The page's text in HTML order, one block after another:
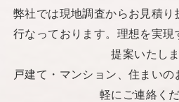
弊社では現地調査からお見積り
行なっております。理想を実
提案いたしま
戸建て・マンション、住まい
軽にご連絡くだ